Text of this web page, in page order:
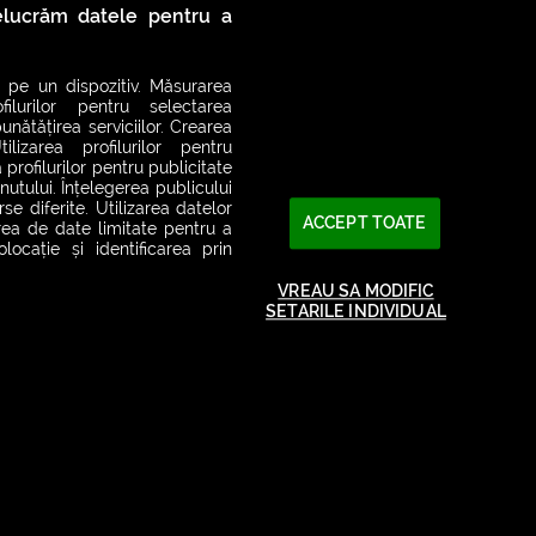
datele pentru a
un dispozitiv. Măsurarea
pentru selectarea
serviciilor. Crearea
profilurilor pentru
profilurilor pentru publicitate
Înțelegerea publicului
diferite. Utilizarea datelor
de date limitate pentru a
și identificarea prin
ACCEPT TOATE
VREAU SA MODIFIC
SETARILE INDIVIDUAL